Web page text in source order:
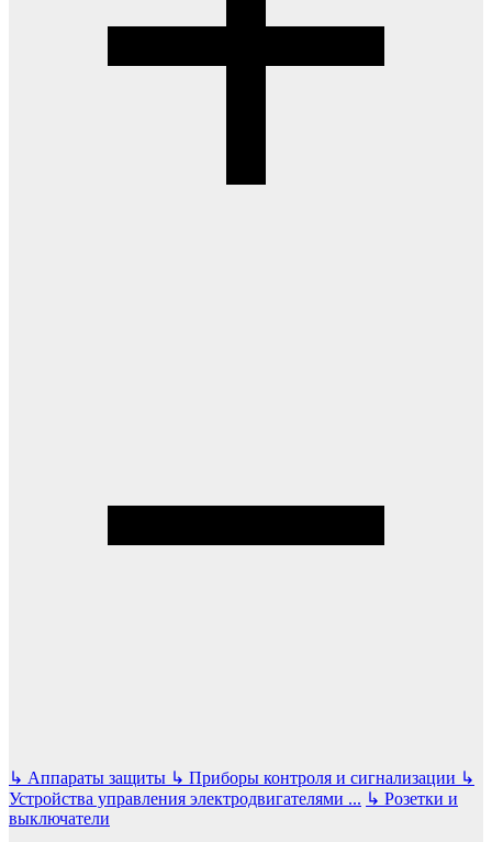
↳ Аппараты защиты ↳ Приборы контроля и сигнализации ↳
Устройства управления электродвигателями ... ↳ Розетки и
выключатели